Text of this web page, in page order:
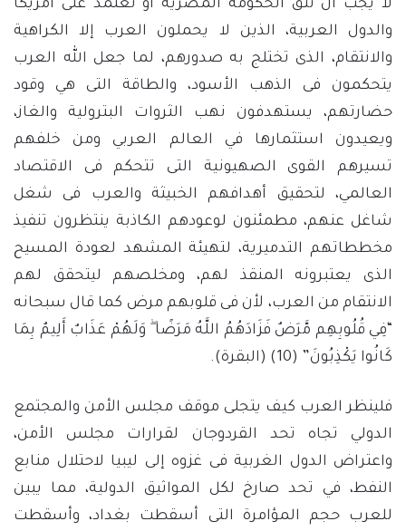
لا يجب أن تثق الحكومة المصرية أو تعتمد على أمريكا
والدول العربية، الذين لا يحملون العرب إلا الكراهية
والانتقام، الذى تختلج به صدورهم، لما جعل الله العرب
يتحكمون فى الذهب الأسود، والطاقة التى هي وقود
حضارتهم، يستهدفون نهب الثروات البترولية والغاز،
ويعيدون استثمارها في العالم العربي ومن خلفهم
تسيرهم القوى الصهيونية التى تتحكم فى الاقتصاد
العالمي، لتحقيق أهدافهم الخبيثة والعرب فى شغل
شاغل عنهم، مطمئنون لوعودهم الكاذبة ينتظرون تنفيذ
مخططاتهم التدميرية، لتهيئة المشهد لعودة المسيح
الذى يعتبرونه المنقذ لهم، ومخلصهم ليتحقق لهم
الانتقام من العرب، لأن فى قلوبهم مرض كما قال سبحانه
“فِي قُلُوبِهِم مَّرَضٌ فَزَادَهُمُ اللَّهُ مَرَضًا ۖ وَلَهُمْ عَذَابٌ أَلِيمٌ بِمَا
كَانُوا يَكْذِبُونَ” (10) (البقرة).
فلينظر العرب كيف يتجلى موقف مجلس الأمن والمجتمع
الدولي تجاه تحد القردوجان لقرارات مجلس الأمن،
واعتراض الدول الغربية فى غزوه إلى ليبيا لاحتلال منابع
النفط، في تحد صارخ لكل المواثيق الدولية، مما يبين
للعرب حجم المؤامرة التى أسقطت بغداد، وأسقطت